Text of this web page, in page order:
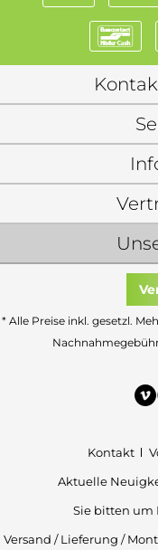
* Alle Preise inkl. gesetzl.
Kontakt
Aktuelle
Sie bitten um
Versand / Lieferung /